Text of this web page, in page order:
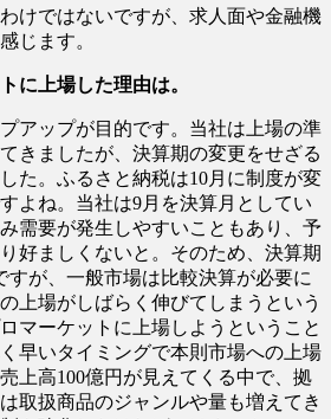
けではないですが、求人面や金融機
じます。
上場した理由は。
アップが目的です。当社は上場の準
きましたが、決算期の変更をせざる
た。ふるさと納税は10月に制度が変
よね。当社は9月を決算月としてい
需要が発生しやすいこともあり、予
好ましくないと。そのため、決算期
すが、一般市場は比較決算が必要に
上場がしばらく伸びてしまうという
マーケットに上場しようということ
早いタイミングで本則市場への上場
上高100億円が見えてくる中で、拠
取扱商品のジャンルや量も増えてき